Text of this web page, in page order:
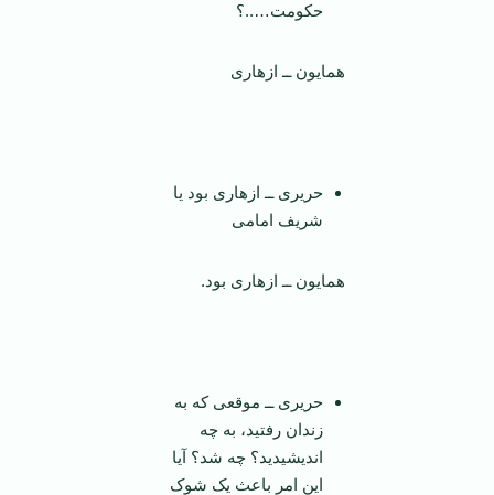
حکومت…..؟
همایون ــ ازهاری
حریری ــ ازهاری بود یا
شریف امامی
همایون ــ ازهاری بود.
حریری ــ موقعی که به
زندان رفتید، به چه
اندیشیدید؟ چه شد؟ آیا
این امر باعث یک شوک